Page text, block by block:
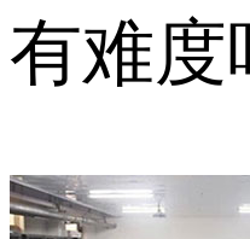
有难度